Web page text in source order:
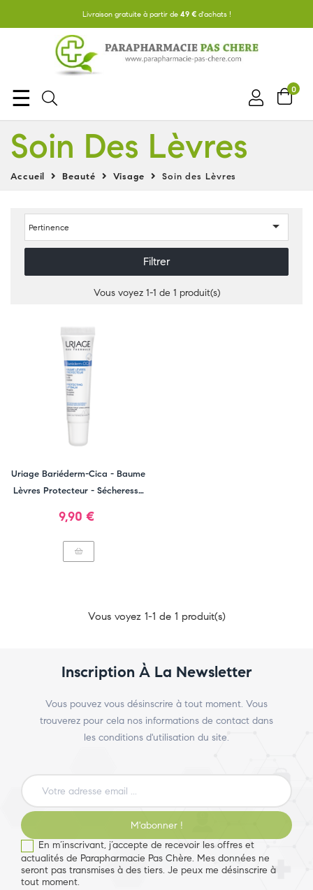
Livraison gratuite à partir de 49 €d'achats !
0
Basculer
la
navigation
☰
Soin Des Lèvres
Accueil Beauté Visage Soin des Lèvres
Pertinence 
Filtrer
Vous voyez 1-1 de 1 produit(s)
Uriage Bariéderm-Cica - Baume
Lèvres Protecteur - Sécheresse
Prix
9,90 €
Vous voyez 1-1 de 1 produit(s)
Inscription À La Newsletter
Vous pouvez vous désinscrire à tout moment. Vous
trouverez pour cela nos informations de contact dans
les conditions d'utilisation du site.
M'abonner !
En m’inscrivant, j’accepte de recevoir les offres et
actualités de Parapharmacie Pas Chère. Mes données ne
seront pas transmises à des tiers. Je peux me désinscrire à
tout moment.